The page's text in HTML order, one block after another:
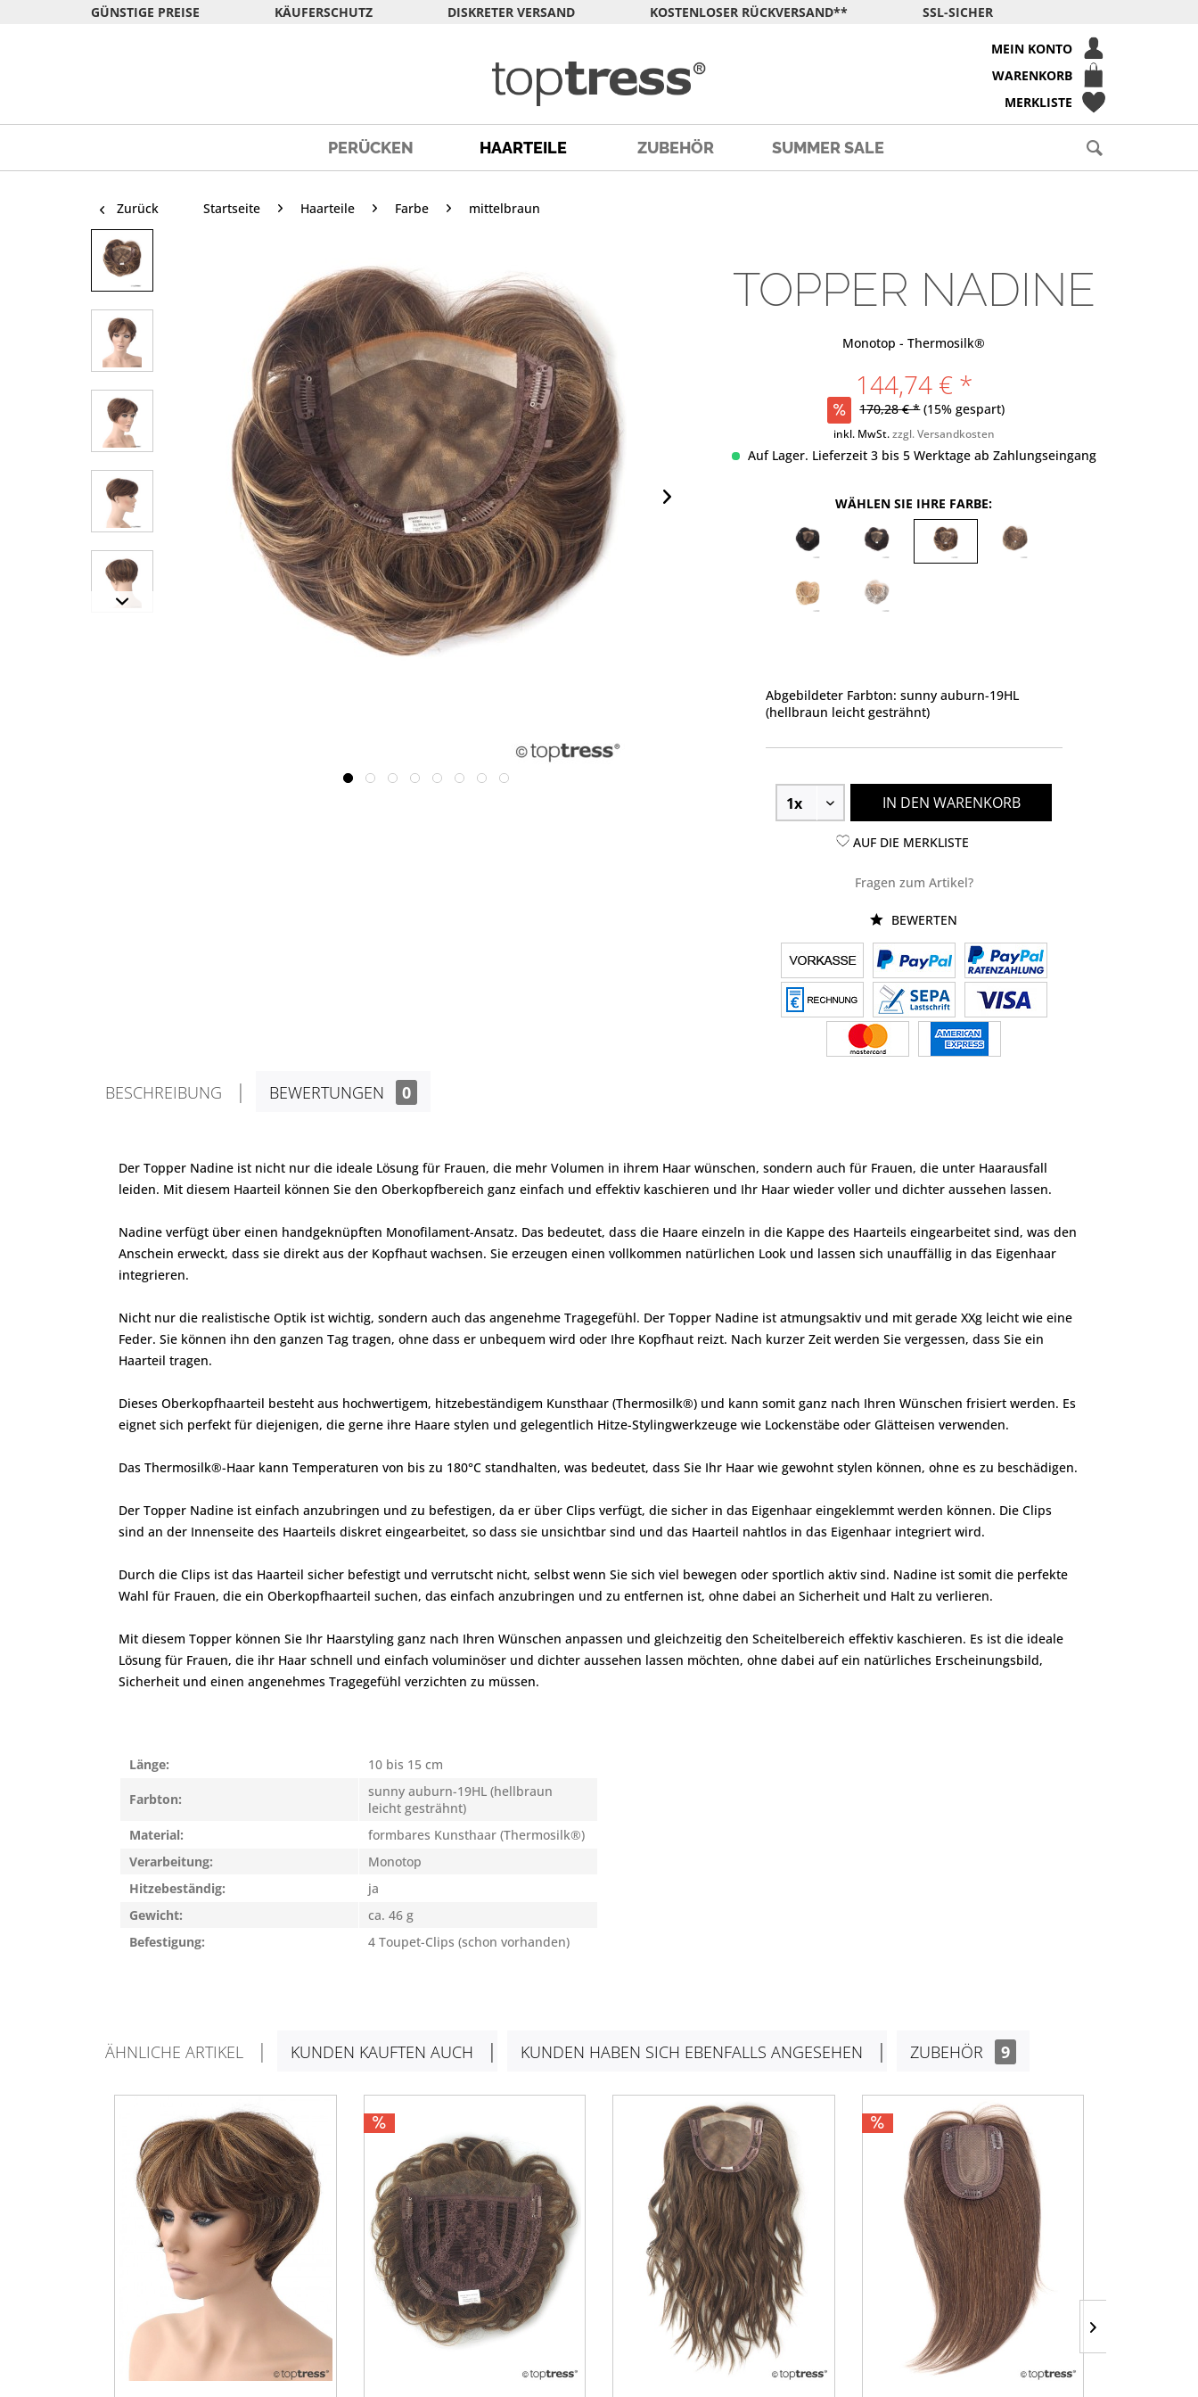
GÜNSTIGE PREISE KÄUFERSCHUTZ DISKRETER VERSAND KOSTENLOSER RÜCKVERSAND** SSL-SICHER
MEIN KONTO
WARENKORB
MERKLISTE
PERÜCKEN HAARTEILE ZUBEHÖR SUMMER SALE
Zurück Startseite Haarteile Farbe mittelbraun
TOPPER NADINE
Monotop - Thermosilk®
144,74 € *
170,28 € * (15% gespart)
inkl. MwSt.zzgl. Versandkosten
Auf Lager. Lieferzeit 3 bis 5 Werktage ab Zahlungseingang
WÄHLEN SIE IHRE FARBE:
Abgebildeter Farbton: sunny auburn-19HL
(hellbraun leicht gesträhnt)
IN DEN WARENKORB
AUF DIE MERKLISTE
Fragen zum Artikel?
BEWERTEN
BESCHREIBUNG BEWERTUNGEN 0
Der Topper Nadine ist nicht nur die ideale Lösung für Frauen, die mehr Volumen in ihrem Haar wünschen, sondern auch für Frauen, die unter Haarausfall
leiden. Mit diesem Haarteil können Sie den Oberkopfbereich ganz einfach und effektiv kaschieren und Ihr Haar wieder voller und dichter aussehen lassen.
Nadine verfügt über einen handgeknüpften Monofilament-Ansatz. Das bedeutet, dass die Haare einzeln in die Kappe des Haarteils eingearbeitet sind, was den
Anschein erweckt, dass sie direkt aus der Kopfhaut wachsen. Sie erzeugen einen vollkommen natürlichen Look und lassen sich unauffällig in das Eigenhaar
integrieren.
Nicht nur die realistische Optik ist wichtig, sondern auch das angenehme Tragegefühl. Der Topper Nadine ist atmungsaktiv und mit gerade XXg leicht wie eine
Feder. Sie können ihn den ganzen Tag tragen, ohne dass er unbequem wird oder Ihre Kopfhaut reizt. Nach kurzer Zeit werden Sie vergessen, dass Sie ein
Haarteil tragen.
Dieses Oberkopfhaarteil besteht aus hochwertigem, hitzebeständigem Kunsthaar (Thermosilk®) und kann somit ganz nach Ihren Wünschen frisiert werden. Es
eignet sich perfekt für diejenigen, die gerne ihre Haare stylen und gelegentlich Hitze-Stylingwerkzeuge wie Lockenstäbe oder Glätteisen verwenden.
Das Thermosilk®-Haar kann Temperaturen von bis zu 180°C standhalten, was bedeutet, dass Sie Ihr Haar wie gewohnt stylen können, ohne es zu beschädigen.
Der Topper Nadine ist einfach anzubringen und zu befestigen, da er über Clips verfügt, die sicher in das Eigenhaar eingeklemmt werden können. Die Clips
sind an der Innenseite des Haarteils diskret eingearbeitet, so dass sie unsichtbar sind und das Haarteil nahtlos in das Eigenhaar integriert wird.
Durch die Clips ist das Haarteil sicher befestigt und verrutscht nicht, selbst wenn Sie sich viel bewegen oder sportlich aktiv sind. Nadine ist somit die perfekte
Wahl für Frauen, die ein Oberkopfhaarteil suchen, das einfach anzubringen und zu entfernen ist, ohne dabei an Sicherheit und Halt zu verlieren.
Mit diesem Topper können Sie Ihr Haarstyling ganz nach Ihren Wünschen anpassen und gleichzeitig den Scheitelbereich effektiv kaschieren. Es ist die ideale
Lösung für Frauen, die ihr Haar schnell und einfach voluminöser und dichter aussehen lassen möchten, ohne dabei auf ein natürliches Erscheinungsbild,
Sicherheit und einen angenehmes Tragegefühl verzichten zu müssen.
Länge: 10 bis 15 cm
Farbton:
sunny auburn-19HL (hellbraun
leicht gesträhnt)
Material:
formbares Kunsthaar (Thermosilk®)
Verarbeitung:
Monotop
Hitzebeständig:
ja
Gewicht:
ca. 46 g
Befestigung:
4 Toupet-Clips (schon vorhanden)
ÄHNLICHE ARTIKEL KUNDEN KAUFTEN AUCH KUNDEN HABEN SICH EBENFALLS ANGESEHEN ZUBEHÖR 9